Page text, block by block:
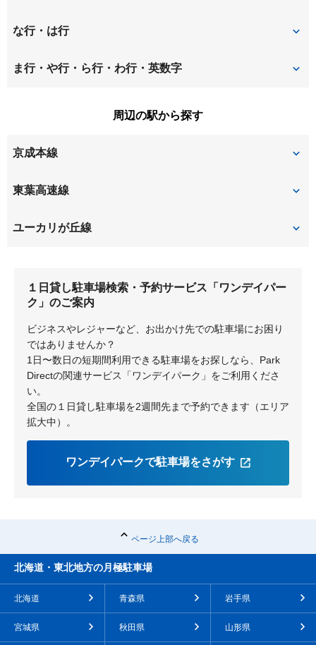
井野町
上座
な行・は行
中志津 西志津
ま行・や行・ら行・わ行・英数字
周辺の駅から探す
京成本線
ユーカリが丘
東葉高速線
東葉勝田台
ユーカリが丘線
井野 公園
地区センター 女子大
１日貸し駐車場検索・予約サービス「ワンデイパー
ク」のご案内
ビジネスやレジャーなど、お出かけ先での駐車場にお困り
ではありませんか？
1日〜数日の短期間利用できる駐車場をお探しなら、Park
Directの関連サービス「ワンデイパーク」をご利用くださ
い。
全国の１日貸し駐車場を2週間先まで予約できます（エリア
拡大中）。
ワンデイパークで駐車場をさがす
ページ上部へ戻る
北海道・東北地方の月極駐車場
北海道 青森県 岩手県
宮城県 秋田県 山形県